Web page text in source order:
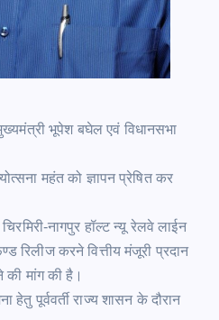
भूपेश बघेल एवं विधानसभा
महंत को ज्ञापन प्रेषित कर
नागपुर हॉल्ट न्यू रेलवे लाईन
रिलीज करने वित्तीय मंजूरी प्रदान
की मांग की है।
हेतु पूर्ववर्ती राज्य शासन के दौरान